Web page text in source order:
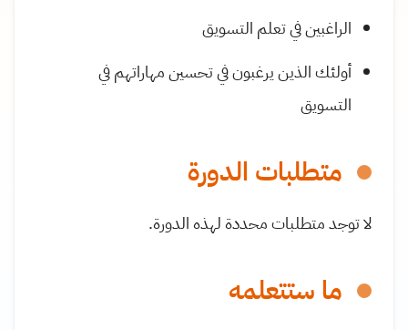
الراغبين في تعلم التسويق
أولئك الذين يرغبون في تحسين مهاراتهم في
التسويق
متطلبات الدورة
لا توجد متطلبات محددة لهذه الدورة.
ما ستتعلمه